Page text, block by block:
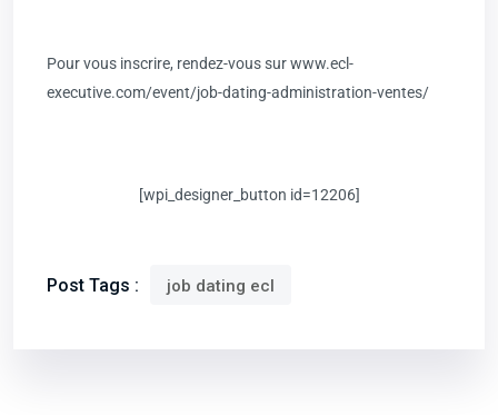
Pour vous inscrire, rendez-vous sur www.ecl-
executive.com/event/job-dating-administration-ventes/
[wpi_designer_button id=12206]
Post Tags : job dating ecl